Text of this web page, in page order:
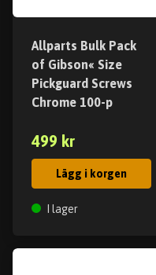
Allparts Bulk Pack
of Gibson« Size
Pickguard Screws
Chrome 100-p
499 kr
Lägg i korgen
I lager